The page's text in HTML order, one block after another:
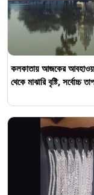
কলকাতায় আজকের
থেকে মাঝারি বৃষ্টি, সর্বোচ্চ